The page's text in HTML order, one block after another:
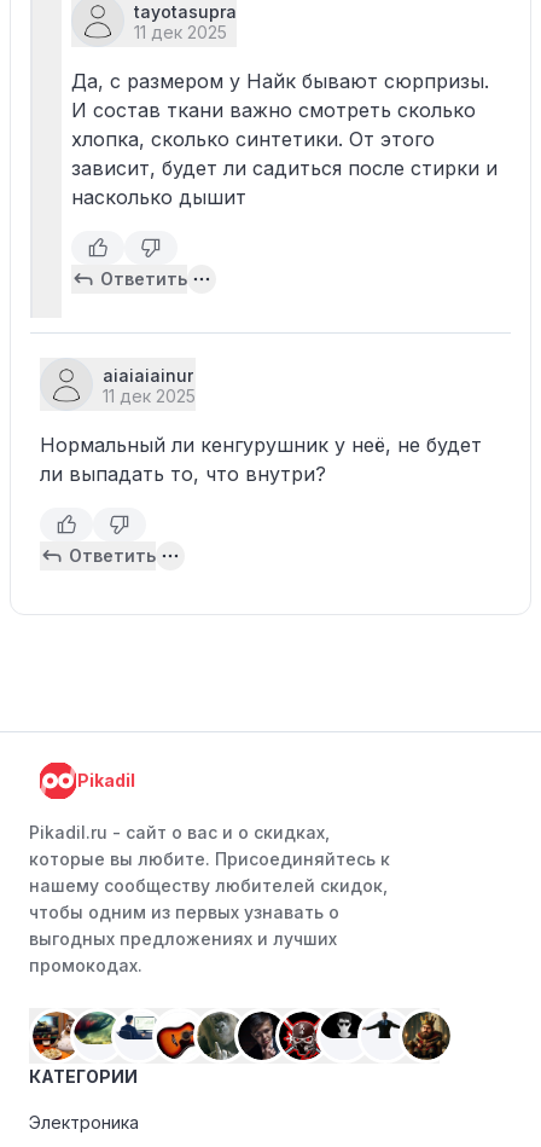
tayotasupra
11 дек 2025
Да, с размером у Найк бывают сюрпризы.
И состав ткани важно смотреть сколько
хлопка, сколько синтетики. От этого
зависит, будет ли садиться после стирки и
насколько дышит
Ответить
aiaiaiainur
11 дек 2025
Нормальный ли кенгурушник у неё, не будет
ли выпадать то, что внутри?
Ответить
Pikadil
Pikadil.ru - cайт о вас и о скидках,
которые вы любите. Присоединяйтесь к
нашему сообществу любителей скидок,
чтобы одним из первых узнавать о
выгодных предложениях и лучших
промокодах.
КАТЕГОРИИ
Электроника